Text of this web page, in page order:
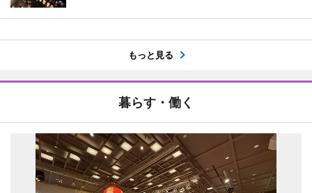
もっと見る
暮らす・働く